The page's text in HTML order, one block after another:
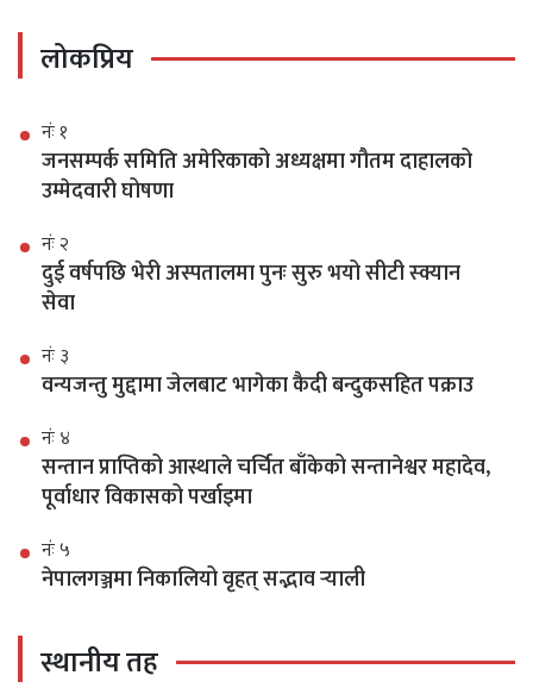
लोकप्रिय
नंः १
जनसम्पर्क समिति अमेरिकाको अध्यक्षमा गौतम दाहालको
उम्मेदवारी घोषणा
नंः २
दुई वर्षपछि भेरी अस्पतालमा पुनः सुरु भयो सीटी स्क्यान
सेवा
नंः ३
वन्यजन्तु मुद्दामा जेलबाट भागेका कैदी बन्दुकसहित पक्राउ
नंः ४
सन्तान प्राप्तिको आस्थाले चर्चित बाँकेको सन्तानेश्वर महादेव,
पूर्वाधार विकासको पर्खाइमा
नंः ५
नेपालगञ्जमा निकालियो वृहत् सद्भाव र्‍याली
स्थानीय तह